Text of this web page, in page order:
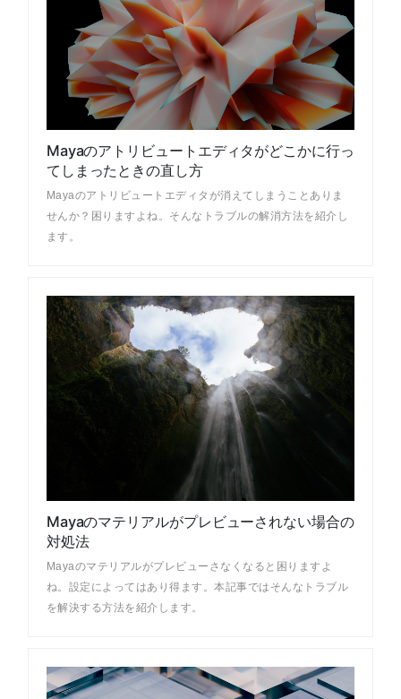
Mayaのアトリビュートエディタがどこかに行っ
てしまったときの直し方
Mayaのアトリビュートエディタが消えてしまうことありま
せんか？困りますよね。そんなトラブルの解消方法を紹介し
ます。
Mayaのマテリアルがプレビューされない場合の
対処法
Mayaのマテリアルがプレビューさなくなると困りますよ
ね。設定によってはあり得ます。本記事ではそんなトラブル
を解決する方法を紹介します。